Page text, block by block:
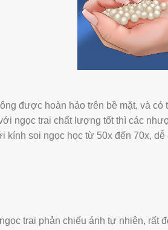
được hoàn hảo trên bề mặt, và
ngọc trai chất lượng tốt thì các
kính soi ngọc học từ 50x đến 70x,
trai phản chiếu ánh tự nhiên, rất